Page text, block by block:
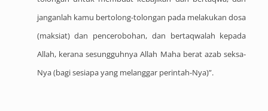
janganlah kamu bertolong-tolongan pada melakukan dosa
(maksiat) dan pencerobohan, dan bertaqwalah kepada
Allah, kerana sesungguhnya Allah Maha berat azab seksa-
Nya (bagi sesiapa yang melanggar perintah-Nya)”.